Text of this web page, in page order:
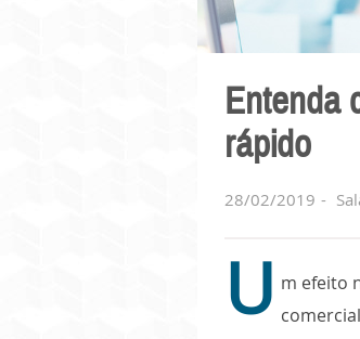
Entenda
rápido
28/02/2019
U m efeito